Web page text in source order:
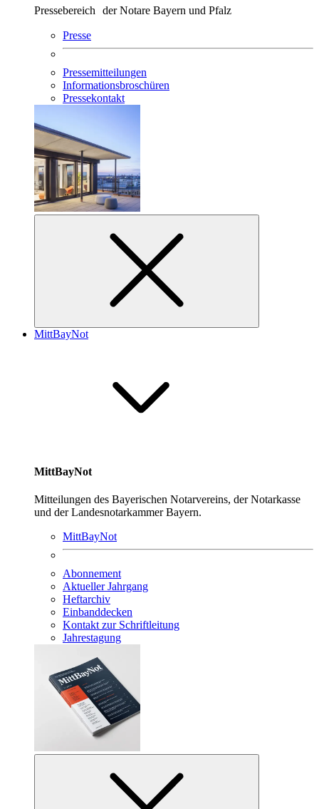
Pressebereich der Notare Bayern und Pfalz
Presse
Pressemitteilungen
Informationsbroschüren
Pressekontakt
MittBayNot
MittBayNot
Mitteilungen des Bayerischen Notarvereins, der Notarkasse
und der Landesnotarkammer Bayern.
MittBayNot
Abonnement
Aktueller Jahrgang
Heftarchiv
Einbanddecken
Kontakt zur Schriftleitung
Jahrestagung